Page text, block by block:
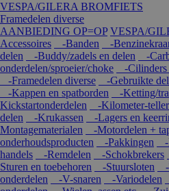
VESPA/GILERA BROMFIETS
Framedelen diverse
AANBIEDING OP=OP VESPA/
Accessoires
-Banden -
delen
-Buddy/zadels en delen
-
onderdelen/sproeier/choke
-Cilinders
-Framedelen diverse
-Gebruikte
-Kappen en spatborden
-Ketting/
Kickstartonderdelen
-Kilometer-
delen
-Krukassen -Lagers en
Montagematerialen
-Motordelen +
onderhoudsproducten
-Pakkingen -
handels
-Remdelen -Schokbrekers
Sturen en toebehoren
-Stuursloten -
onderdelen
-V-snaren -Variodelen